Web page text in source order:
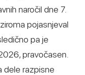
naročil dne 7.
pojasnjeval
pa je
pravočasen.
dele razpisne